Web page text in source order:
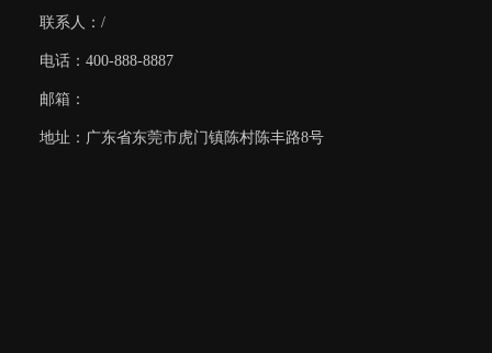
联系人：/
电话：400-888-8887
邮箱：
地址：广东省东莞市虎门镇陈村陈丰路8号